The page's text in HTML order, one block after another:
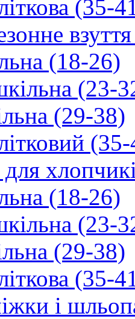
(35-
(18-26)
(23-
(29-38)
(18-26)
(23-
(29-38)
(35-
і